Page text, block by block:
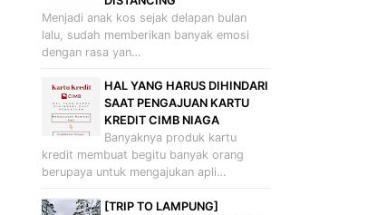
Menjadi anak kos sejak delapan bulan
lalu, sudah memberikan banyak emosi
dengan rasa yan…
HAL YANG HARUS DIHINDARI
SAAT PENGAJUAN KARTU
KREDIT CIMB NIAGA
Banyaknya produk kartu
kredit membuat begitu banyak orang
berupaya untuk mengajukan apli…
[TRIP TO LAMPUNG]